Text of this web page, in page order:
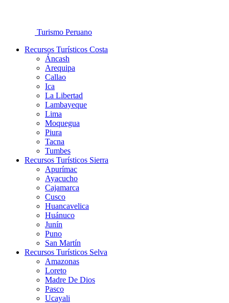
Turismo Peruano
Recursos Turísticos Costa
Áncash
Arequipa
Callao
Ica
La Libertad
Lambayeque
Lima
Moquegua
Piura
Tacna
Tumbes
Recursos Turísticos Sierra
Apurímac
Ayacucho
Cajamarca
Cusco
Huancavelica
Huánuco
Junín
Puno
San Martín
Recursos Turísticos Selva
Amazonas
Loreto
Madre De Dios
Pasco
Ucayali